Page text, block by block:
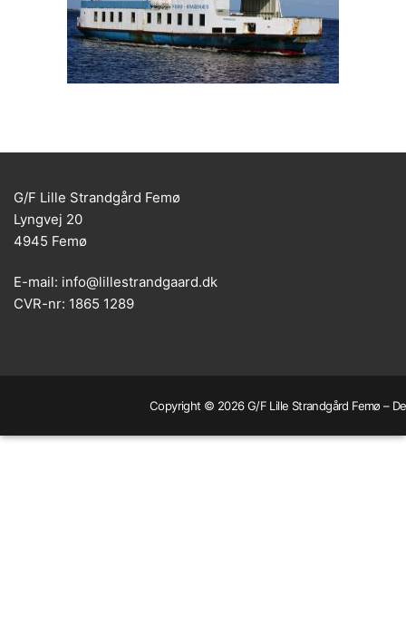
G/F Lille Strandgård Femø
Lyngvej 20
4945 Femø
E-mail: info@lillestrandgaard.dk
CVR-nr: 1865 1289
Copyright © 2026 G/F Lille Strandgård Femø –